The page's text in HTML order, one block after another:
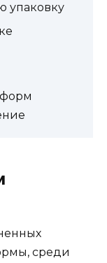
упаковку
среди